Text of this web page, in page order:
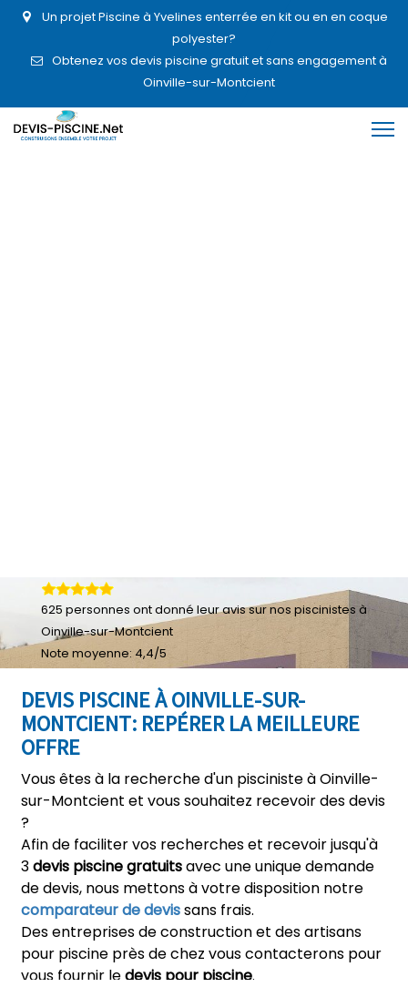
Un projet Piscine à Yvelines enterrée en kit ou en en coque
polyester?
Obtenez vos devis piscine gratuit et sans engagement à
Oinville-sur-Montcient
DEVIS PISCINE À OINVILLE-SUR-
MONTCIENT: REPÉRER LA MEILLEURE
OFFRE
Vous êtes à la recherche d'un pisciniste à Oinville-
sur-Montcient et vous souhaitez recevoir des devis
?
Afin de faciliter vos recherches et recevoir jusqu'à
3devis piscine gratuitsavec une unique demande
de devis, nous mettons à votre disposition notre
comparateur de devissans frais.
Des entreprises de construction et des artisans
pour piscine près de chez vous contacterons pour
vous fournir ledevis pour piscine.
625 personnes ont donné leuravis sur nos piscinistes à
Oinville-sur-Montcient
Note moyenne: 4,4/5